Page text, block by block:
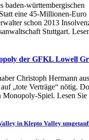
baden-württembergischen
eine 45-Millionen-Euro
schon 2013
Stuttgart.
der GFKL Lowell
Christoph Hermann
„tote Verträge“ nötig.
Spiel. Lesen Sie
in Klepto Valley